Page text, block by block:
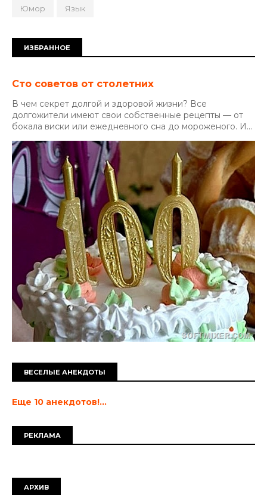
Юмор Язык
ИЗБРАННОЕ
Сто советов от столетних
В чем секрет долгой и здоровой жизни? Все
долгожители имеют свои собственные рецепты — от
бокала виски или ежедневного сна до мороженого. И...
ВЕСЕЛЫЕ АНЕКДОТЫ
Еще 10 анекдотов!...
РЕКЛАМА
АРХИВ